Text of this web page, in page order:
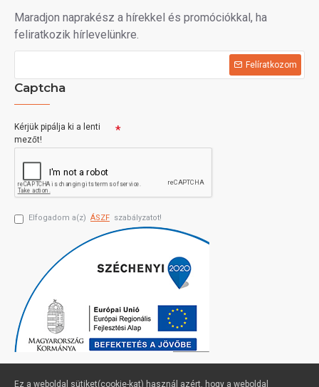
Maradjon naprakész a hírekkel és promóciókkal, ha
feliratkozik hírlevelünkre.
Felíratkozom
Captcha
Kérjük pipálja ki a lenti
mezőt!
Elfogadom a(z) ÁSZF szabályzatot!
Ez a weboldal sütiket(cookie-kat) használ azért, hogy a weboldal